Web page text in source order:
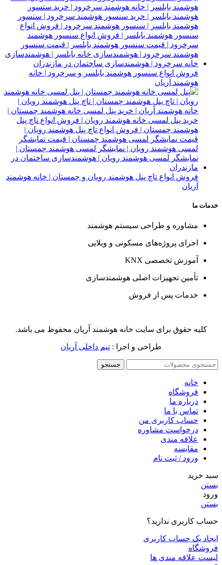
فروش انواع سنسور هوشمند بابلسر و سرخرود | خانه
هوشمند آریان
فروش انواع تاچ پنل هوشمند رویان و چمستان | خانه هوشمند
آریان
خدمات ما
مشاوره و طراحی سیستم هوشمند
اجرای پروژه‌های مسکونی و ویلایی
آموزش تخصصی KNX
تأمین تجهیزات اصلی هوشمندسازی
خدمات پس از فروش
کلیه حقوق برای سایت خانه هوشمند آریان محفوظ می باشد.
طراحی و اجرا : تیم داخلی آریان
جستجو
خانه
فروشگاه
درباره ما
تماس با ما
حساب کاربری من
درخواست مشاوره
علاقه مندی
مقايسه
ورود / ثبت نام
سبد خرید
بستن
ورود
بستن
حساب کاربری ندارید؟
ایجاد یک حساب کاربری
فروشگاه
لیست علاقه مندی ها